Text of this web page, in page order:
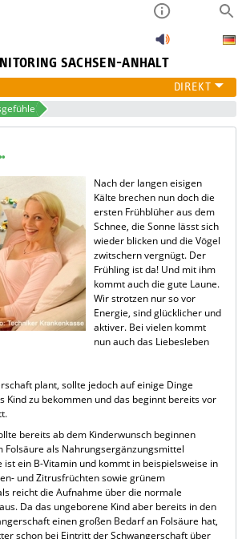
SACHSEN-ANHALT
Nach der langen eisigen
Kälte brechen nun doch die
ersten Frühblüher aus dem
Schnee, die Sonne lässt sich
wieder blicken und die Vögel
zwitschern vergnügt. Der
Frühling ist da! Und mit ihm
kommt auch die gute Laune.
Wir strotzen nur so vor
Energie, sind glücklicher und
aktiver. Bei vielen kommt
nun auch das Liebesleben
plant, sollte jedoch auf einige Dinge
Kind zu bekommen und das beginnt bereits vor
bereits ab dem Kinderwunsch beginnen
als Nahrungsergänzungsmittel
ein B-Vitamin und kommt in beispielsweise in
und Zitrusfrüchten sowie grünem
reicht die Aufnahme über die normale
Da das ungeborene Kind aber bereits in den
einen großen Bedarf an Folsäure hat,
schon bei Eintritt der Schwangerschaft über